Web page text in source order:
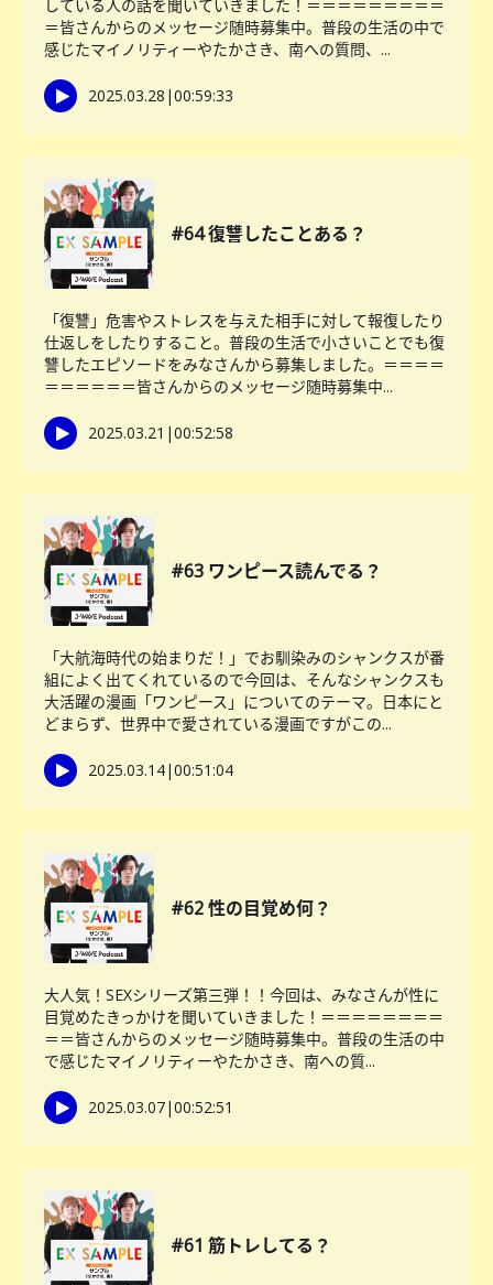
している人の話を聞いていきました！＝＝＝＝＝＝＝＝＝
＝皆さんからのメッセージ随時募集中。普段の生活の中で
感じたマイノリティーやたかさき、南への質問、...
2025.03.28 |00:59:33
#64 復讐したことある？
「復讐」危害やストレスを与えた相手に対して報復したり
仕返しをしたりすること。普段の生活で小さいことでも復
讐したエピソードをみなさんから募集しました。＝＝＝＝
＝＝＝＝＝＝皆さんからのメッセージ随時募集中...
2025.03.21 |00:52:58
#63 ワンピース読んでる？
「大航海時代の始まりだ！」でお馴染みのシャンクスが番
組によく出てくれているので今回は、そんなシャンクスも
大活躍の漫画「ワンピース」についてのテーマ。日本にと
どまらず、世界中で愛されている漫画ですがこの...
2025.03.14|00:51:04
#62 性の目覚め何？
大人気！SEXシリーズ第三弾！！今回は、みなさんが性に
目覚めたきっかけを聞いていきました！＝＝＝＝＝＝＝＝
＝＝皆さんからのメッセージ随時募集中。普段の生活の中
で感じたマイノリティーやたかさき、南への質...
2025.03.07|00:52:51
#61 筋トレしてる？